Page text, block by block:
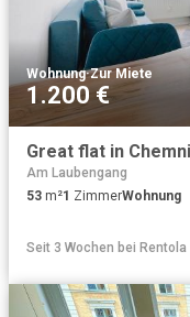
Wohnung·Zur Miete
1.200 €
Am Laubengang
53 m²1 ZimmerWohnung
Seit 3 Wochen bei Rentola